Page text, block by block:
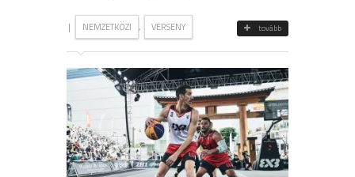
| NEMZETKÖZI , VERSENY tovább